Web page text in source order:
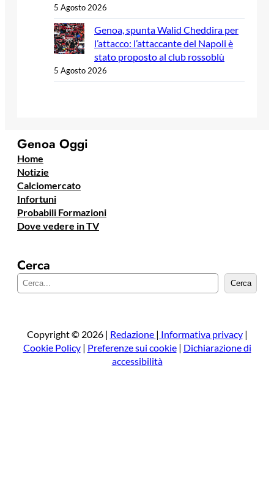
5 Agosto 2026
Genoa, spunta Walid Cheddira per
l’attacco: l’attaccante del Napoli è
stato proposto al club rossoblù
5 Agosto 2026
Genoa Oggi
Home
Notizie
Calciomercato
Infortuni
Probabili Formazioni
Dove vedere in TV
Cerca
e
a
Cerca
Copyright © 2026 | Redazione | Informativa privacy|
Cookie Policy| Preferenze sui cookie| Dichiarazione di
accessibilità